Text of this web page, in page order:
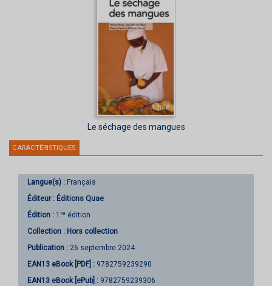
Le séchage des mangues
CARACTÉRISTIQUES
Langue(s) : Français
Éditeur : Éditions Quae
Édition : 1 re édition
Collection : Hors collection
Publication : 26 septembre 2024
EAN13 eBook [PDF] : 9782759239290
EAN13 eBook [ePub] : 9782759239306